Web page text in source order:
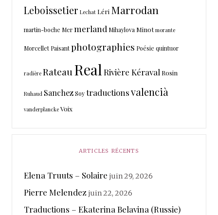
Leboissetier Lechat Léri Marrodan
martin-boche Mermerland Mihaylova Minot morante
Morcellet Paisantphotographies Poésie quintuor
radière Rateau Real Rivière Kéraval Rosin
Ruhaud SanchezSoytraductionsvalencià
vanderplancke Voix
ARTICLES RÉCENTS
Elena Truuts – Solaire juin 29, 2026
Pierre Melendez juin 22, 2026
Traductions – Ekaterina Belavina (Russie)